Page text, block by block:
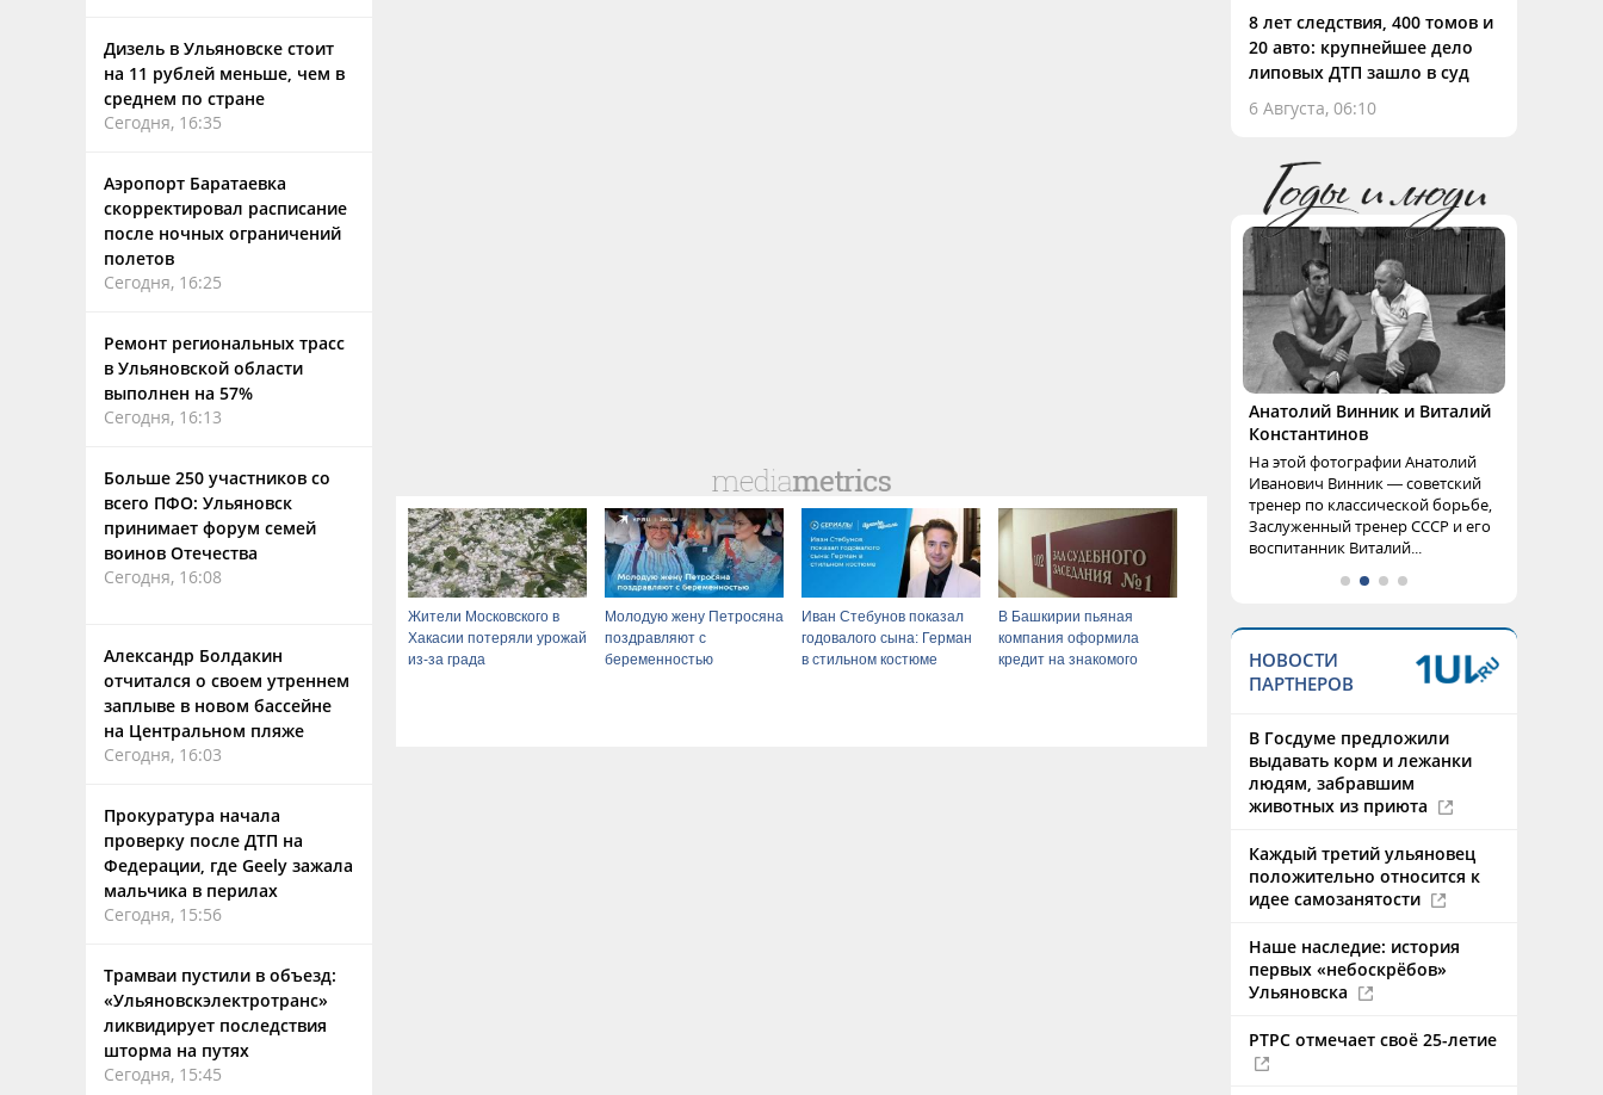
Дизель в Ульяновске стоит
на 11 рублей меньше, чем в
среднем по стране
Сегодня, 16:35
Аэропорт Баратаевка
скорректировал расписание
после ночных ограничений
полетов
Сегодня, 16:25
Ремонт региональных трасс
в Ульяновской области
выполнен на 57%
Сегодня, 16:13
Больше 250 участников со
всего ПФО: Ульяновск
принимает форум семей
воинов Отечества
Сегодня, 16:08
Александр Болдакин
отчитался о своем утреннем
заплыве в новом бассейне
на Центральном пляже
Сегодня, 16:03
Прокуратура начала
проверку после ДТП на
Федерации, где Geely зажала
мальчика в перилах
Сегодня, 15:56
Трамваи пустили в объезд:
«Ульяновскэлектротранс»
ликвидирует последствия
шторма на путях
Сегодня, 15:45
Жители Московского в
Хакасии потеряли урожай
из-за града
Молодую жену Петросяна
поздравляют с
беременностью
Иван Стебунов показал
годовалого сына: Герман
в стильном костюме
В Башкирии пьяная
компания оформила
кредит на знакомого
8 лет следствия, 400 томов и
20 авто: крупнейшее дело
липовых ДТП зашло в суд
6 Августа, 06:10
Анатолий Винник и Виталий
Константинов
На этой фотографии Анатолий
Иванович Винник — советский
тренер по классической борьбе,
Заслуженный тренер СССР и его
воспитанник Виталий...
НОВОСТИ
ПАРТНЕРОВ
В Госдуме предложили
выдавать корм и лежанки
людям, забравшим
животных из приюта
Каждый третий ульяновец
положительно относится к
идее самозанятости
Наше наследие: история
первых «небоскрёбов»
Ульяновска
РТРС отмечает своё 25-летие